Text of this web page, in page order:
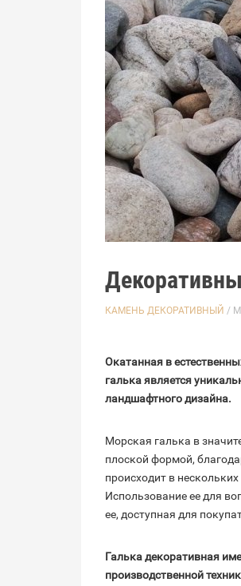
КАМЕНЬ ДЕКОРАТИВНЫЙ /
Окатанная в
галька является
ландшафтного дизайна.
Морская галька в
плоской формой,
происходит в
Использование ее для
ее, доступная для
Галька декоративная
производственной